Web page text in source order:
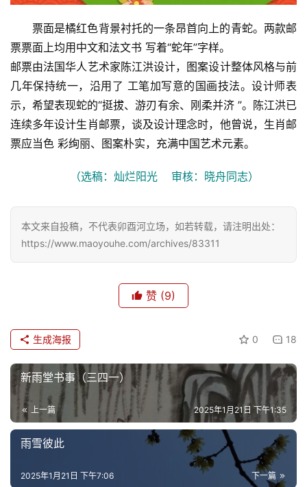
感
旅
游
育
乐
专
题
登录 注册
票面是橘红色背景衬托的一条昂首向上的青蛇。两款邮
票票面上均用中文和法文书 写着“蛇年”字样。
邮票由法国华人艺术家陈江洪设计，图案设计整体风格与前
几年保持统一，沿用了 工笔加写意的国画技法。设计师表
示，希望表现蛇的“挺拔、游刃有余、刚柔并济 ”。陈江洪已
连续多年设计生肖邮票，谈及设计理念时，他曾说，生肖邮
票应当色 彩绚丽、图案朴实，充满中国艺术元素。
（选稿：灿烂阳光    审核：晓舟同志）
本文来自投稿，不代表卯酉河立场，如若转载，请注明出处：
https://www.maoyouhe.com/archives/83311
赞 (9)
0 18
生成海报
新雨堂书事（三四一）
上一篇 2025年1月21日 下午1:35
雨雪彼此
下一篇
2025年1月21日 下午7:06